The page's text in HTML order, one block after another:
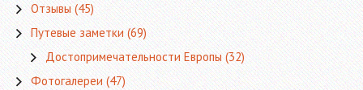
Отзывы(45)
Путевые заметки(69)
Достопримечательности Европы(32)
Фотогалереи(47)